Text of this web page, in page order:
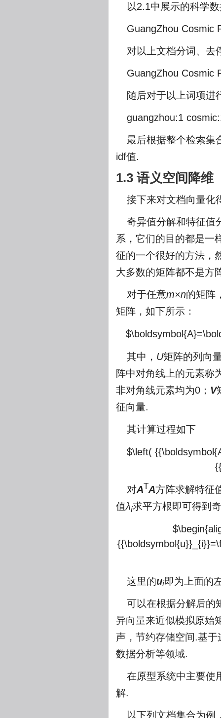
以2.1中展示的科学
GuangZhou Cosmic
对以上文档分词、去
GuangZhou Cosmic
随后对于以上词项进
guangzhou:1
最后根据整个检索集
idf值.
1.3 语义空间降维
接下来对文档向量化
奇异值分解和特征值
系，它们的目的都是一
征的一个很好的方法，
大多数的矩阵都不是方
对于任意m×n的矩阵
矩阵，如下所示：
其中， U矩阵的列向
阵中对角线上的元素称
非对角线元素均为0； V
征向量.
其计算过程如下
$\left(
对ATA方阵求解特征
值λi求平方根即可得到
这里的ui即为上面的
可以在根据分解后的
异向量来近似模拟原始
声，节约存储空间.基
数据分析等领域.
在原型系统中主要使
解.
以下列文档集合为例